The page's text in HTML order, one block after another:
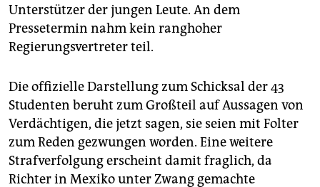
Unterstützer der jungen Leute. An dem
Pressetermin nahm kein ranghoher
Regierungsvertreter teil.
Die offizielle Darstellung zum Schicksal der 43
Studenten beruht zum Großteil auf Aussagen von
Verdächtigen, die jetzt sagen, sie seien mit Folter
zum Reden gezwungen worden. Eine weitere
Strafverfolgung erscheint damit fraglich, da
Richter in Mexiko unter Zwang gemachte